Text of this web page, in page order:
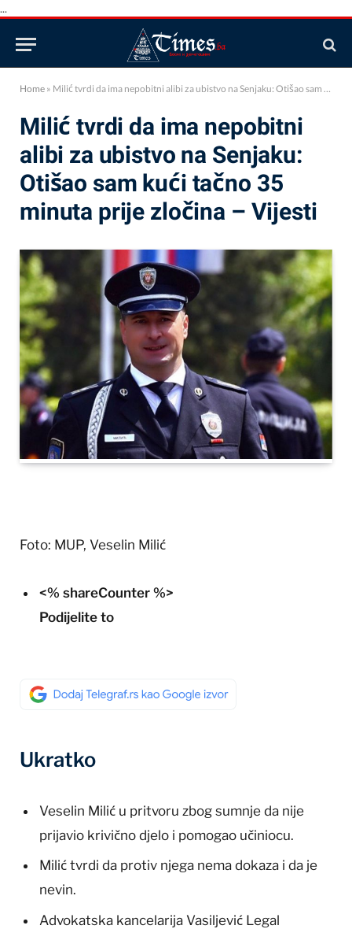
...
Home » Milić tvrdi da ima nepobitni alibi za ubistvo na Senjaku: Otišao sam kući tačno 35 minuta prije zločina – Vijesti
Milić tvrdi da ima nepobitni
alibi za ubistvo na Senjaku:
Otišao sam kući tačno 35
minuta prije zločina – Vijesti
Foto: MUP, Veselin Milić
<% shareCounter %>
Podijelite to
Ukratko
Veselin Milić u pritvoru zbog sumnje da nije
prijavio krivično djelo i pomogao učiniocu.
Milić tvrdi da protiv njega nema dokaza i da je
nevin.
Advokatska kancelarija Vasiljević Legal